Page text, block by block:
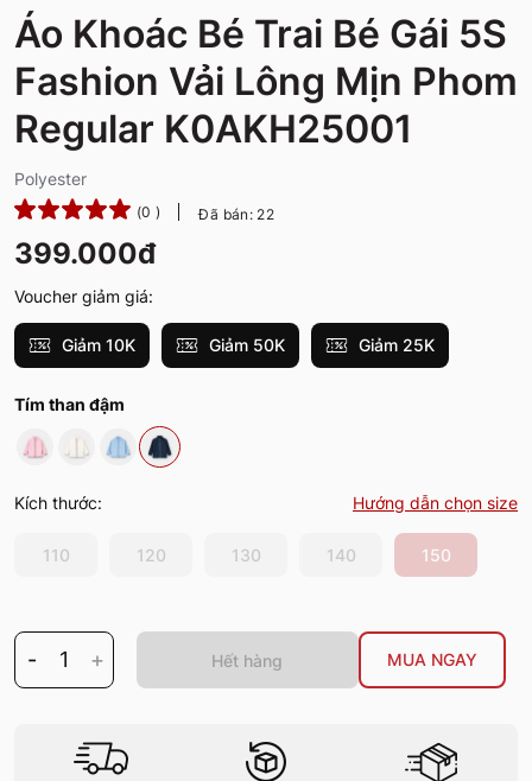
Áo Khoác Bé Trai Bé Gái 5S
Fashion Vải Lông Mịn Phom
Regular K0AKH25001
Polyester
(0 ) Đã bán: 22
399.000đ
Voucher giảm giá:
Giảm 10K Giảm 50K Giảm 25K
Tím than đậm
Kích thước: Hướng dẫn chọn size
110 120 130 140 150
- 1 + Hết hàng MUA NGAY